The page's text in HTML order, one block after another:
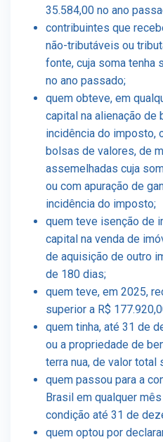
35.584,00 no ano
contribuintes que
não-tributáveis ou
fonte, cuja soma tenha
no ano passado;
quem obteve, em
capital na alienação de
incidência do imposto,
bolsas de valores, de
assemelhadas cuja
ou com apuração de
incidência do imposto;
quem teve isenção de
capital na venda de
de aquisição de outro
de 180 dias;
quem teve, em 2025,
superior a R$
quem tinha, até 31 de
ou a propriedade de
terra nua, de valor total
quem passou para a
Brasil em qualquer
condição até 31 de
quem optou por